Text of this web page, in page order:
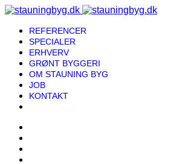
REFERENCER
SPECIALER
ERHVERV
GRØNT BYGGERI
OM STAUNING BYG
JOB
KONTAKT